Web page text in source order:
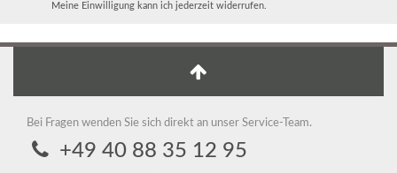
Meine Einwilligung kann ich jederzeit widerrufen.
Bei Fragen wenden Sie sich direkt an unser Service-Team.
+49 40 88 35 12 95